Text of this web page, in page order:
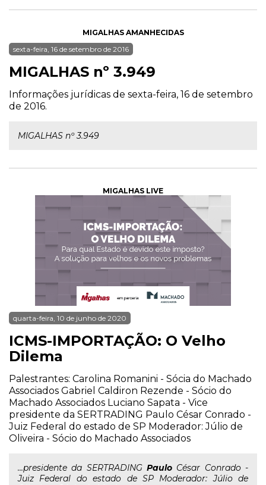
MIGALHAS AMANHECIDAS
sexta-feira, 16 de setembro de 2016
MIGALHAS nº 3.949
Informações jurídicas de sexta-feira, 16 de setembro
de 2016.
MIGALHAS nº 3.949
MIGALHAS LIVE
quarta-feira, 10 de junho de 2020
ICMS-IMPORTAÇÃO: O Velho
Dilema
Palestrantes: Carolina Romanini - Sócia do Machado
Associados Gabriel Caldiron Rezende - Sócio do
Machado Associados Luciano Sapata - Vice
presidente da SERTRADING Paulo César Conrado -
Juiz Federal do estado de SP Moderador: Júlio de
Oliveira - Sócio do Machado Associados
...presidente da SERTRADING Paulo César Conrado -
Juiz Federal do estado de SP Moderador: Júlio de